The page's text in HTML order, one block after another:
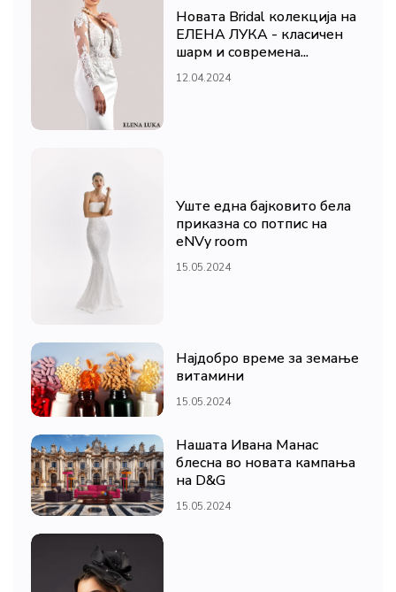
Новата Bridal колекција на
ЕЛЕНА ЛУКА - класичен
шарм и современа...
12.04.2024
Уште една бајковито бела
приказна со потпис на
eNVy room
15.05.2024
Најдобро време за земање
витамини
15.05.2024
Нашата Ивана Манас
блесна во новата кампања
на D&G
15.05.2024